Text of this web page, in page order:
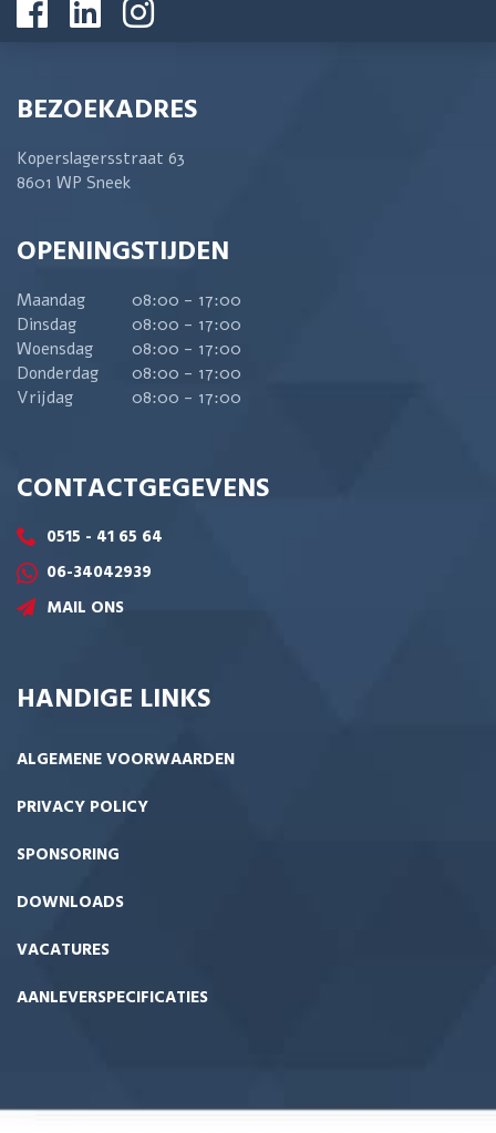
BEZOEKADRES
Koperslagersstraat 63
8601 WP Sneek
OPENINGSTIJDEN
Maandag
08:00 - 17:00
Dinsdag
08:00 - 17:00
Woensdag
08:00 - 17:00
Donderdag
08:00 - 17:00
Vrijdag
08:00 - 17:00
CONTACTGEGEVENS
0515 - 41 65 64
06-34042939
MAIL ONS
HANDIGE LINKS
ALGEMENE VOORWAARDEN
PRIVACY POLICY
SPONSORING
DOWNLOADS
VACATURES
AANLEVERSPECIFICATIES